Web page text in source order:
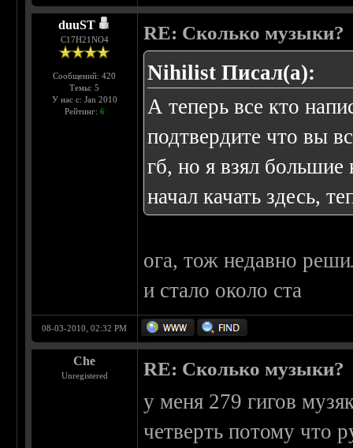
duuST
С17H21NO4
Сообщений: 420
Темы: 5
У нас с: Jan 2010
Рейтинг: 6
RE: Сколько музыки?
Nihilist Писал(а):
А теперь все кто
подтвердите что вы
гб, но я взял большие
начал качать здесь,
ога, тож недавно
и стало около ста
08-03-2010, 02:32 PM
Che
Unregistered RE: Сколько музыки?
у меня 279 гигов
четверть потому что